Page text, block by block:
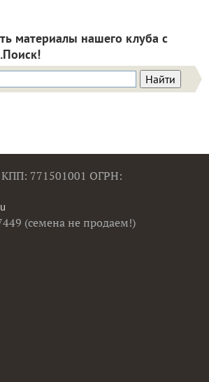
материалы нашего клуба с
771501001 ОГРН:
(семена не продаем!)